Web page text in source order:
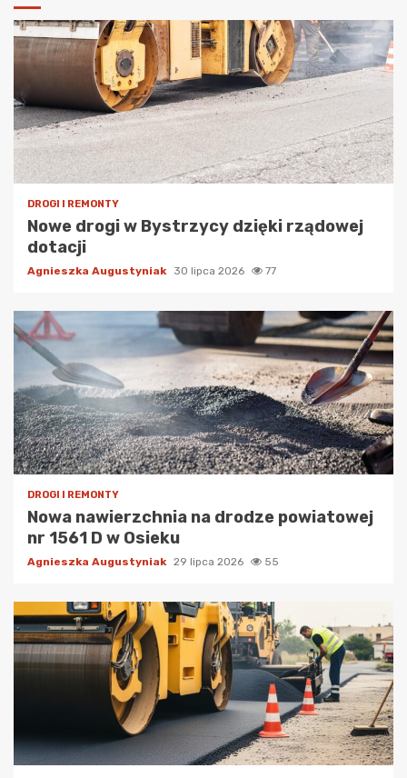
DROGI I REMONTY
Nowe drogi w Bystrzycy dzięki rządowej
dotacji
Agnieszka Augustyniak 30 lipca 2026 77
DROGI I REMONTY
Nowa nawierzchnia na drodze powiatowej
nr 1561 D w Osieku
Agnieszka Augustyniak 29 lipca 2026 55